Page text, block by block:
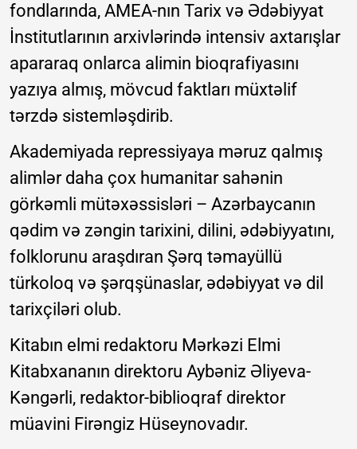
fondlarında, AMEA-nın Tarix və Ədəbiyyat
İnstitutlarının arxivlərində intensiv axtarışlar
apararaq onlarca alimin bioqrafiyasını
yazıya almış, mövcud faktları müxtəlif
tərzdə sistemləşdirib.
Akademiyada repressiyaya məruz qalmış
alimlər daha çox humanitar sahənin
görkəmli mütəxəssisləri – Azərbaycanın
qədim və zəngin tarixini, dilini, ədəbiyyatını,
folklorunu araşdıran Şərq təmayüllü
türkoloq və şərqşünaslar, ədəbiyyat və dil
tarixçiləri olub.
Kitabın elmi redaktoru Mərkəzi Elmi
Kitabxananın direktoru Aybəniz Əliyeva-
Kəngərli, redaktor-biblioqraf direktor
müavini Firəngiz Hüseynovadır.